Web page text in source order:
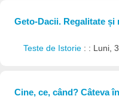
Geto-Dacii. Regalitate și
Teste de Istorie : : Luni,
Cine, ce, când? Câteva